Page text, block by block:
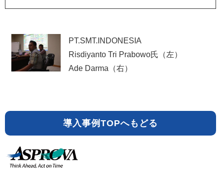
PT.SMT.INDONESIA
Risdiyanto Tri Prabowo氏（左）
Ade Darma（右）
導入事例TOPへもどる